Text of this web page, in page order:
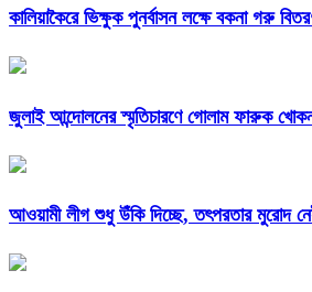
কালিয়াকৈরে ভিক্ষুক পুনর্বাসন লক্ষে বকনা গরু
জুলাই আন্দোলনের স্মৃতিচারণে গোলাম ফারুক
আওয়ামী লীগ শুধু উঁকি দিচ্ছে, তৎপরতার মুরোদ